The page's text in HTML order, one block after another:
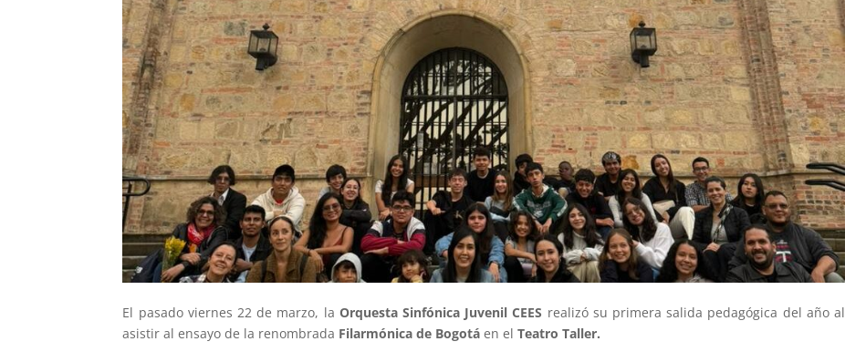
El pasado viernes 22 de marzo, la Orquesta Sinfónica Juvenil CEES realizó su primera salida pedagógica del año al
asistir al ensayo de la renombrada Filarmónica de Bogotá en elTeatro Taller.